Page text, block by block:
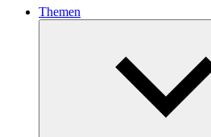
Themen